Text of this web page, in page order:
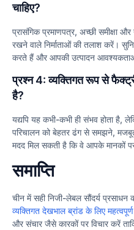
चाहिए?
प्रासंगिक प्रमाणपत्र, अच्छी समीक्षा और
रखने वाले निर्माताओं की तलाश करें।
करते हैं और आपकी उत्पादन
प्रश्न 4: व्यक्तिगत रूप से
है?
यद्यपि यह कभी-कभी ही संभव होता है,
परिचालन को बेहतर ढंग से समझने,
मदद मिल सकती है कि वे आपके मानकों
समाप्ति
चीन में सही निजी-लेबल सौंदर्य
व्यक्तिगत देखभाल ब्रांड के लिए
और संचार जैसे कारकों पर विचार करें